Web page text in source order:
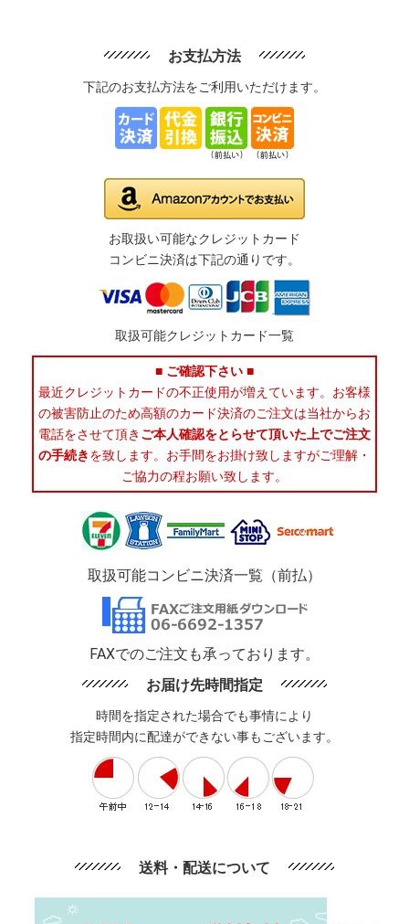
お支払方法
下記のお支払方法をご利用いただけます。
お取扱い可能なクレジットカード
コンビニ決済は下記の通りです。
取扱可能クレジットカード一覧
■ ご確認下さい ■
最近クレジットカードの不正使用が増えています。お客様
の被害防止のため高額のカード決済のご注文は当社からお
電話をさせて頂き ご本人確認をとらせて頂いた上でご注文
の手続きを致します。お手間をお掛け致しますがご理解・
ご協力の程お願い致します。
取扱可能コンビニ決済一覧（前払）
FAXでのご注文も承っております。
お届け先時間指定
時間を指定された場合でも事情により
指定時間内に配達ができない事もございます。
送料・配送について